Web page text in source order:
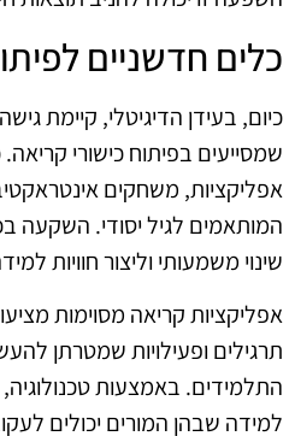
כלים חדשניים
כיום, בעידן הדיגיטלי, קיימת
שמסייעים בפיתוח כישורי קריאה.
אפליקציות, משחקים
המותאמים לגיל יסודי. השקעה
שינוי משמעותי וליצור חוויות
אפליקציות קריאה מסוימות
תרגילים ופעילויות שמטרתן
התלמידים. באמצעות טכנולוגיה,
למידה שבהן המורים יכולים